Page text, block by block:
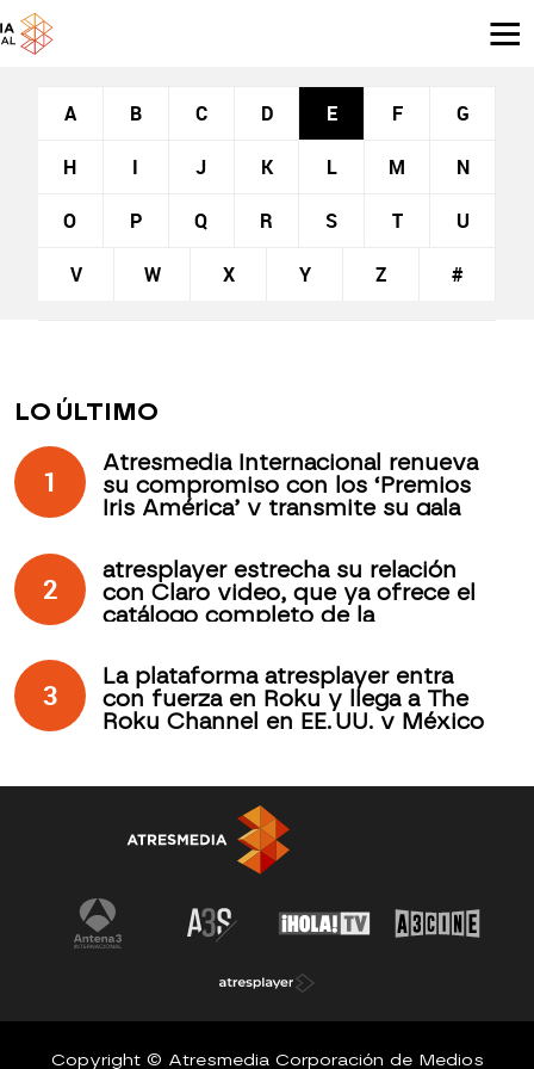
A B C D E F G
H I J K L M N
O P Q R S T U
V W X Y Z #
LO ÚLTIMO
1
Atresmedia Internacional renueva
su compromiso con los ‘Premios
Iris América’ y transmite su gala
de atresplayer
2
atresplayer estrecha su relación
con Claro video, que ya ofrece el
catálogo completo de la
3
La plataforma atresplayer entra
con fuerza en Roku y llega a The
Roku Channel en EE. UU. y México
Copyright © Atresmedia Corporación de Medios